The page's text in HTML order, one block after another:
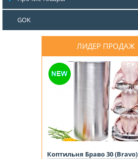
GOK
ЛИДЕР ПРОДАЖ
Коптильня Браво 30 (Bravo)